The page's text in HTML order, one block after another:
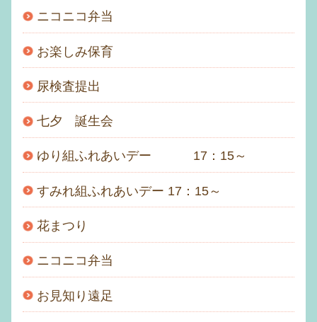
ニコニコ弁当
お楽しみ保育
尿検査提出
七夕 誕生会
ゆり組ふれあいデー 17：15～
すみれ組ふれあいデー 17：15～
花まつり
ニコニコ弁当
お見知り遠足